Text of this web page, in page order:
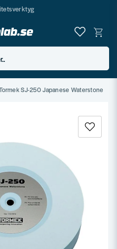
999 SEK*
för alla
i Göteborg
SJ-250 Japanese Waterstone